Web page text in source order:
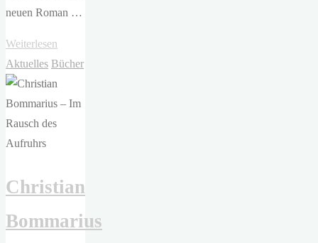
neuen Roman …
Weiterlesen
Ng
Unsre
Aktuelles Bücher
Christian
Bommarius